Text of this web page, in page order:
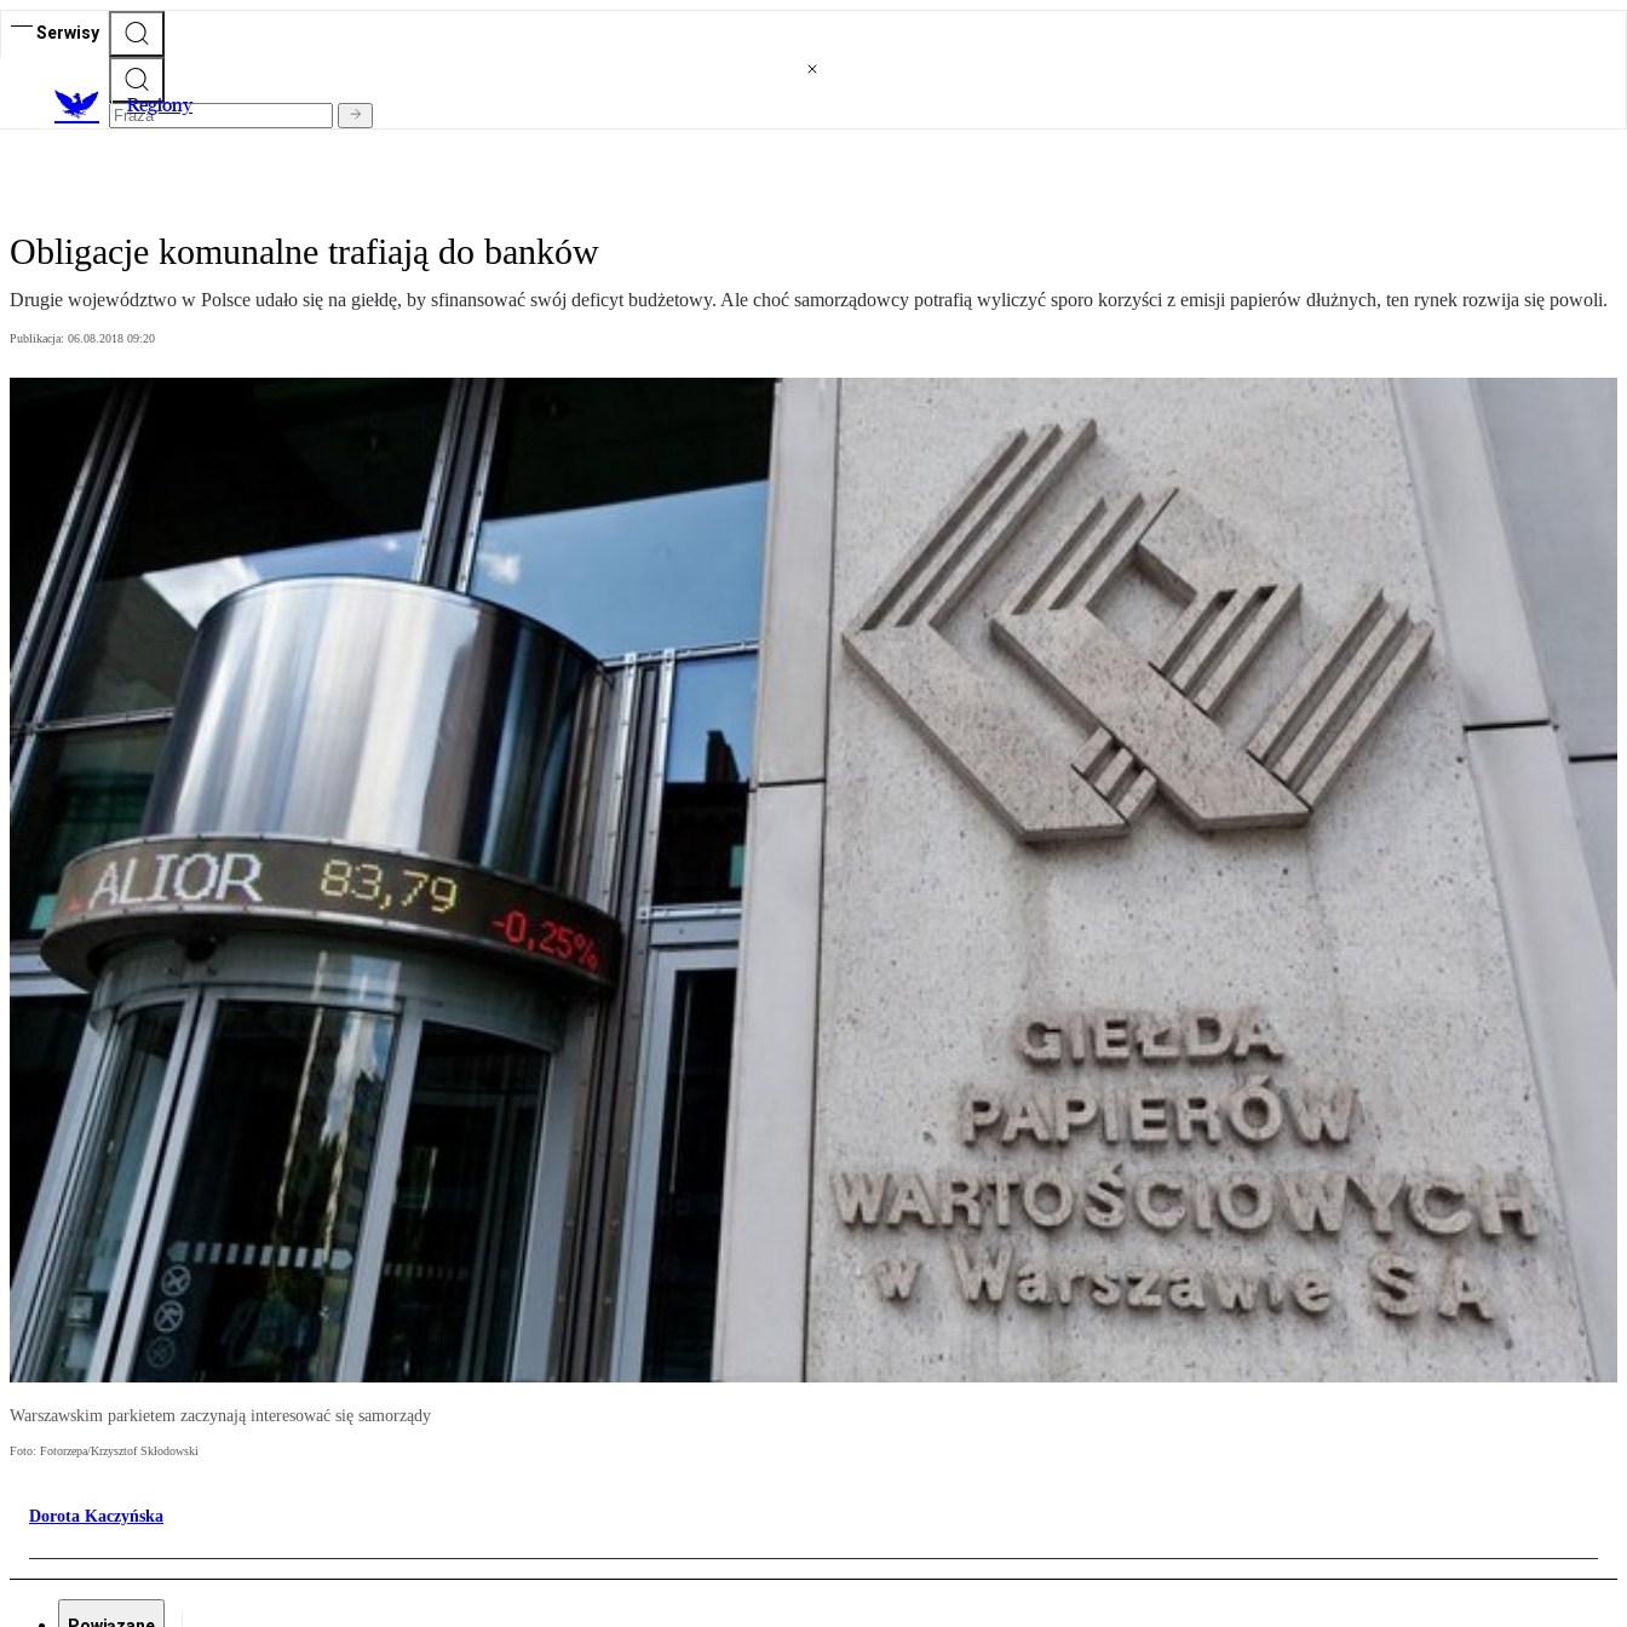
Serwisy
Regiony
Obligacje komunalne trafiają do banków
Drugie województwo w Polsce udało się na giełdę, by sfinansować swój deficyt budżetowy. Ale choć samorządowcy potrafią wyliczyć sporo korzyści z emisji papierów dłużnych, ten rynek rozwija się powoli.
Publikacja: 06.08.2018 09:20
Warszawskim parkietem zaczynają interesować się samorządy
Foto: Fotorzepa/Krzysztof Skłodowski
Dorota Kaczyńska